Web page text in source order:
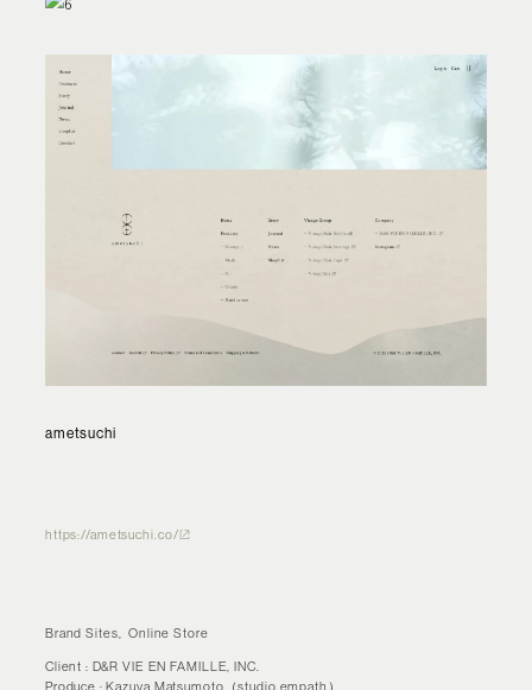
ametsuchi
https://ametsuchi.co/
Brand Sites Online Store
Client
D&R VIE EN FAMILLE, INC.
Produce
Kazuya Matsumoto（studio empath）